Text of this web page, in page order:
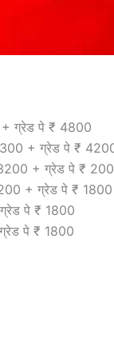
ग्रेड पे ₹ 4800
+ ग्रेड पे ₹
+ ग्रेड पे ₹
+ ग्रेड पे ₹ 1800
पे ₹ 1800
पे ₹ 1800